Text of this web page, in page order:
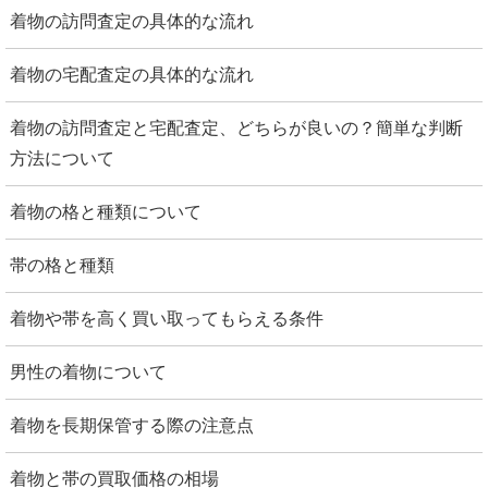
着物の訪問査定の具体的な流れ
着物の宅配査定の具体的な流れ
着物の訪問査定と宅配査定、どちらが良いの？簡単な判断
方法について
着物の格と種類について
帯の格と種類
着物や帯を高く買い取ってもらえる条件
男性の着物について
着物を長期保管する際の注意点
着物と帯の買取価格の相場